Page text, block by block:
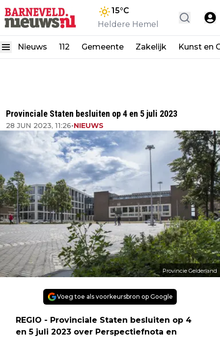
15°C
Heldere Hemel
Nieuws 112 Gemeente Zakelijk Kunst en
Provinciale Staten besluiten op 4 en 5 juli 2023
28 JUN 2023, 11:26•NIEUWS
Provincie Gelderland
Voeg toe als voorkeursbron op Google
REGIO - Provinciale Staten besluiten op 4
en 5 juli 2023 over Perspectiefnota en